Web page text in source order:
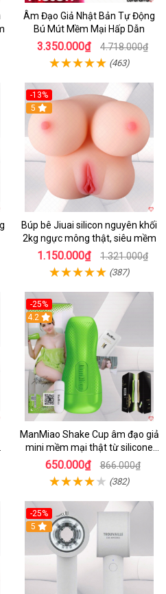
Âm Đạo Giả Nhật Bản Tự Động
Bú Mút Mềm Mại Hấp Dẫn
3.350.000₫ 4.718.000₫
(463)
-13%
5
Búp bê Jiuai silicon nguyên khối
2kg ngực mông thật, siêu mềm
1.150.000₫ 1.321.000₫
(387)
-25%
4.2
ManMiao Shake Cup âm đạo giả
mini mềm mại thật từ silicone
cao cấp
650.000₫ 866.000₫
(382)
-25%
5